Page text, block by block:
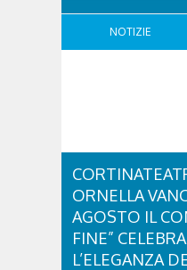
NOTIZIE
ORNELLA
AGOSTO IL
FINE”
L’ELEGANZA